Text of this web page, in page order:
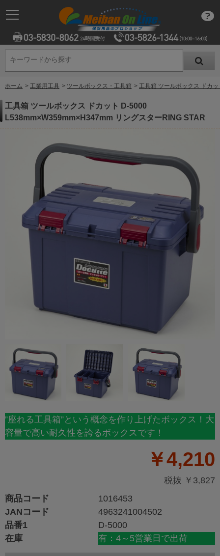
キーワードから探す
キーワードから探す
ホーム > 工業用工具 > ツールボックス・工具箱 > 工具箱 ツールボックス ドカ
工具箱 ツールボックス ドカット D-5000
L538mm×W359mm×H347mm リングスターRING STAR
”座れる工具箱”という概念を作り上げたボックス！大
容量で高い耐久性を誇るボックスです！
￥4,210
税抜 ￥3,827
商品コード
1016453
JANコード
4963241004502
品番1
D-5000
在庫
有：4～5営業日で出荷